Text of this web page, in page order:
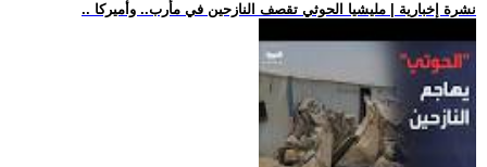
.. نشرة إخبارية | مليشيا الحوثي تقصف النازحين في مأرب.. وأميركا